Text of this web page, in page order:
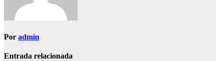
Por admin
Entrada relacionada